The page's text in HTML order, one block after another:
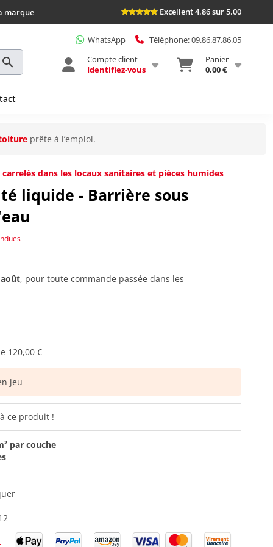
marque Excellent 4.86 sur 5.00
WhatsApp
Téléphone: 09.86.87.86.05
Compte client
Identifiez-vous
Panier
0,00 €
prête à l’emploi.
dans les locaux sanitaires et pièces humides
liquide - Barrière sous
, pour toute commande passée dans les
120,00 €
jeu
ce produit !
par couche